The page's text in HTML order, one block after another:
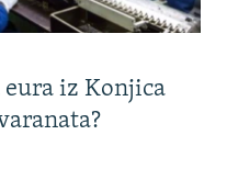
iz Konjica